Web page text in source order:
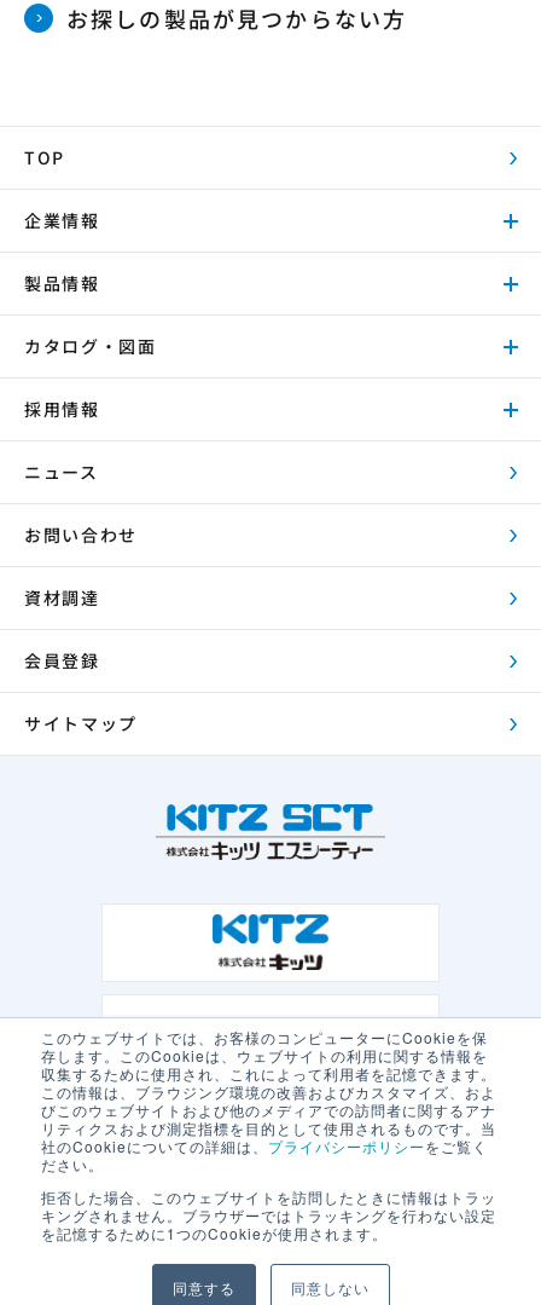
このウェブサイトでは、お客様のコンピューターにCookieを保
存します。このCookieは、ウェブサイトの利用に関する情報を
収集するために使用され、これによって利用者を記憶できます。
この情報は、ブラウジング環境の改善およびカスタマイズ、およ
びこのウェブサイトおよび他のメディアでの訪問者に関するアナ
リティクスおよび測定指標を目的として使用されるものです。当
社のCookieについての詳細は、 プライバシーポリシーをご覧く
ださい。
拒否した場合、このウェブサイトを訪問したときに情報はトラッ
キングされません。ブラウザーではトラッキングを行わない設定
を記憶するために1つのCookieが使用されます。
同意する 同意しない
お探しの製品が見つからない方
TOP
企業情報
製品情報
カタログ・図面
採用情報
ニュース
お問い合わせ
資材調達
会員登録
サイトマップ
プライバシーポリシー
本サイトの利用について